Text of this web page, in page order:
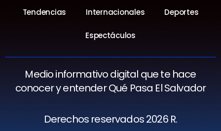
Tendencias Internacionales Deportes
Espectáculos
Medio informativo digital que te hace
conocer y entender Qué Pasa El Salvador
Derechos reservados 2026 R.